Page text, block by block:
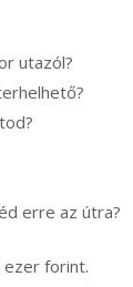
utazól?
erre az útra?
ezer forint.